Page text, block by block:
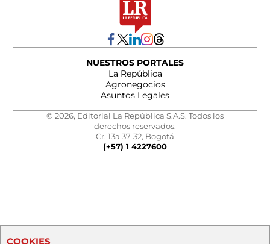
NUESTROS PORTALES
La República
Agronegocios
Asuntos Legales
© 2026, Editorial La República S.A.S. Todos los
derechos reservados.
Cr. 13a 37-32, Bogotá
(+57) 1 4227600
COOKIES